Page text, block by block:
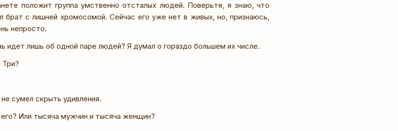
положит группа умственно отсталых людей. Поверьте, я знаю, что
брат с лишней хромосомой. Сейчас его уже нет в живых, но, признаюсь,
непросто.
идет лишь об одной паре людей? Я думал о гораздо большем их числе.
сумел скрыть удивления.
Или тысяча мужчин и тысяча женщин?